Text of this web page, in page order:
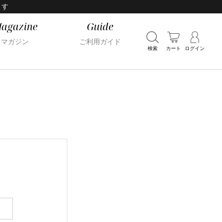
マガジン
Guide
ご利用ガイド
検索 カート ログイン